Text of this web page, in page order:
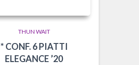
THUN WAIT
* CONF. 6 PIATTI
ELEGANCE ’20